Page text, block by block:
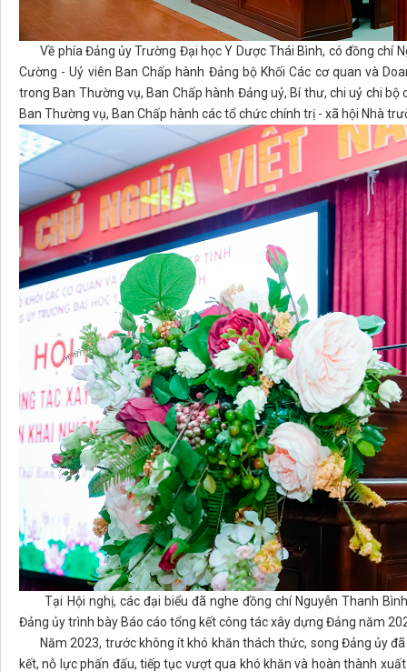
Về phía Đảng ủy Trường Đại học Y Dược Thái Bình, có đồng chí
Cường - Uỷ viên Ban Chấp hành Đảng bộ Khối Các cơ quan và
trong Ban Thường vụ, Ban Chấp hành Đảng uỷ, Bí thư, chi uỷ chi
Ban Thường vụ, Ban Chấp hành các tổ chức chính trị - xã hội Nhà
Tại Hội nghị, các đại biểu đã nghe đồng chí Nguyễn Thanh
Đảng ủy trình bày Báo cáo tổng kết công tác xây dựng Đảng năm
Năm 2023, trước không ít khó khăn thách thức, song Đảng ủy đã
kết, nỗ lực phấn đấu, tiếp tục vượt qua khó khăn và hoàn thành